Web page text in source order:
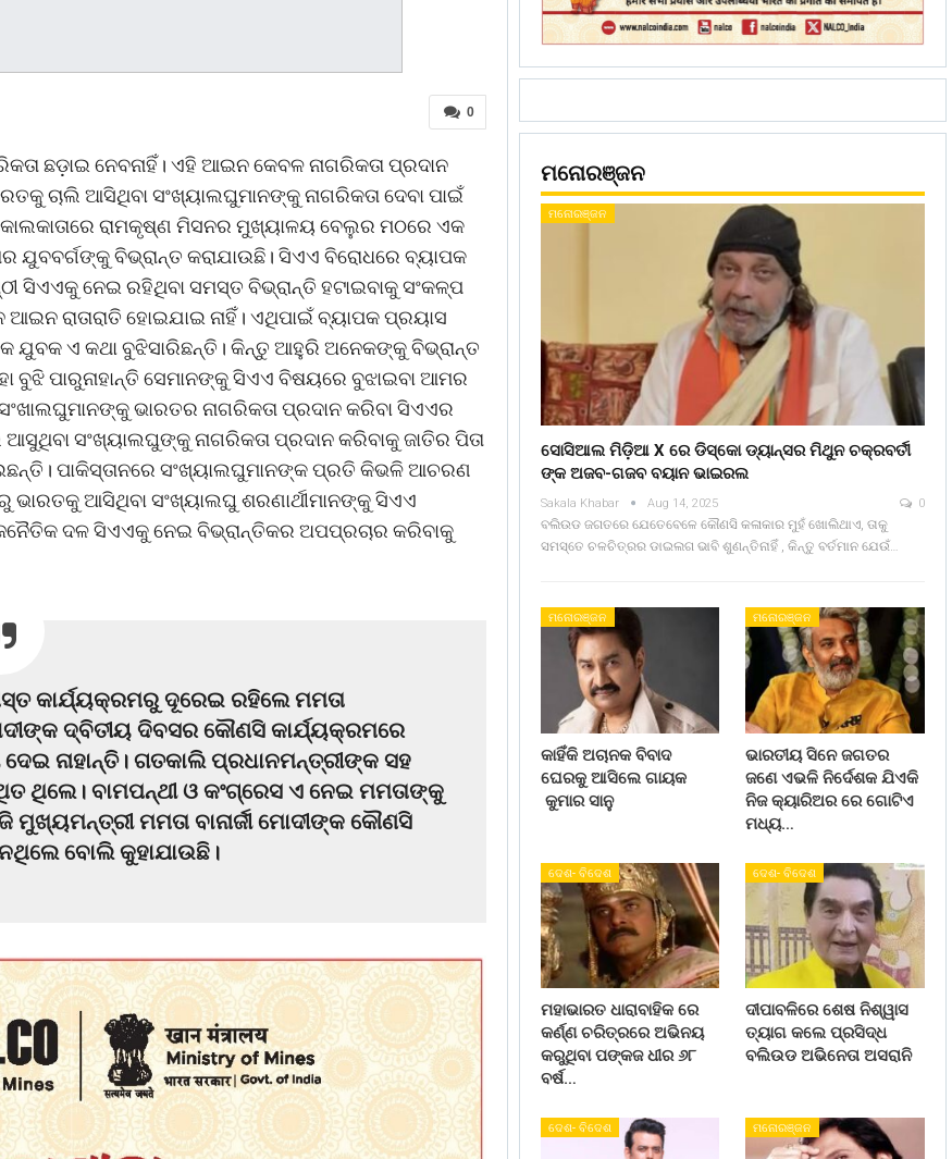
0
ଛଡ଼ାଇ ନେବନାହିଁ। ଏହି ଆଇନ କେବଳ ନାଗରିକତା ପ୍ରଦାନ
ଚାଲି ଆସିଥିବା ସଂଖ୍ୟାଲଘୁମାନଙ୍କୁ ନାଗରିକତା ଦେବା ପାଇଁ
ରାମକୃଷ୍ଣ ମିସନର ମୁଖ୍ୟାଳୟ ବେଲୁର ମଠରେ ଏକ
ବିଭ୍ରାନ୍ତ କରାଯାଉଛି। ସିଏଏ ବିରୋଧରେ ବ୍ୟାପକ
ସିଏଏକୁ ନେଇ ରହିଥିବା ସମସ୍ତ ବିଭ୍ରାନ୍ତି ହଟାଇବାକୁ ସଂକଳ୍ପ
ରାତାରାତି ହୋଇଯାଇ ନାହିଁ। ଏଥିପାଇଁ ବ୍ୟାପକ ପ୍ରୟାସ
ଯୁବକ ଏ କଥା ବୁଝିସାରିଛନ୍ତି। କିନ୍ତୁ ଆହୁରି ଅନେକଙ୍କୁ ବିଭ୍ରାନ୍ତ
ବୁଝି ପାରୁନାହାନ୍ତି ସେମାନଙ୍କୁ ସିଏଏ ବିଷୟରେ ବୁଝାଇବା ଆମର
ଭାରତର ନାଗରିକତା ପ୍ରଦାନ କରିବା ସିଏଏର
ସଂଖ୍ୟାଲଘୁଙ୍କୁ ନାଗରିକତା ପ୍ରଦାନ କରିବାକୁ ଜାତିର ପିତା
ପାକିସ୍ତାନରେ ସଂଖ୍ୟାଲଘୁମାନଙ୍କ ପ୍ରତି କିଭଳି ଆଚରଣ
ଭାରତକୁ ଆସିଥିବା ସଂଖ୍ୟାଲଘୁ ଶରଣାର୍ଥୀମାନଙ୍କୁ ସିଏଏ
ଦଳ ସିଏଏକୁ ନେଇ ବିଭ୍ରାନ୍ତିକର ଅପପ୍ରଚାର କରିବାକୁ
କାର୍ଯ୍ୟକ୍ରମରୁ ଦୂରେଇ ରହିଲେ ମମତା
ଦ୍ବିତୀୟ ଦିବସର କୌଣସି କାର୍ଯ୍ୟକ୍ରମରେ
ନାହାନ୍ତି। ଗତକାଲି ପ୍ରଧାନମନ୍ତ୍ରୀଙ୍କ ସହ
ଥିଲେ। ବାମପନ୍ଥୀ ଓ କଂଗ୍ରେସ ଏ ନେଇ ମମତାଙ୍କୁ
ମମତା ବାନାର୍ଜୀ ମୋଦୀଙ୍କ ‌କୌଣସି
ବୋଲି କୁହାଯାଉଛି।
ମନୋରଞ୍ଜନ
ମନୋରଞ୍ଜନ
ସୋସିଆଲ ମିଡ଼ିଆ X ରେ ଡିସ୍କୋ ଡ୍ୟାନ୍ସର ମିଥୁନ ଚକ୍ରବର୍ତୀ
ଙ୍କ ଅଜବ-ଗଜବ ବୟାନ ଭାଇରଲ
Sakala Khabar Aug 14, 2025 0
ବଲିଉଡ ଜଗତରେ ଯେତେବେଳେ କୌଣସି କଳାକାର ମୁହଁ ଖୋଲିଥାଏ, ତାକୁ
ସମସ୍ତେ ଚଳଚିତ୍ରର ଡାଇଲଗ ଭାବି ଶୁଣନ୍ତିନାହିଁ , କିନ୍ତୁ ବର୍ତମାନ ଯେଉଁ…
ମନୋରଞ୍ଜନ
କାହିଁକି ଅଚାନକ ବିବାଦ
ଘେରକୁ ଆସିଲେ ଗାୟକ
କୁମାର ସାନୁ
ମନୋରଞ୍ଜନ
ଭାରତୀୟ ସିନେ ଜଗତର
ଜଣେ ଏଭଳି ନିର୍ଦେଶକ ଯିଏକି
ନିଜ କ୍ୟାରିଅର ରେ ଗୋଟିଏ
ମଧ୍ୟ…
ଦେଶ- ବିଦେଶ
ମହାଭାରତ ଧାରାବାହିକ ରେ
କର୍ଣ୍ଣ ଚରିତ୍ରରେ ଅଭିନୟ
କରୁଥିବା ପଙ୍କଜ ଧୀର ୬୮
ବର୍ଷ…
ଦେଶ- ବିଦେଶ
ଦୀପାବଳିରେ ଶେଷ ନିଶ୍ୱାସ
ତ୍ୟାଗ କଲେ ପ୍ରସିଦ୍ଧ
ବଲିଉଡ ଅଭିନେତା ଅସରାନି
ଦେଶ- ବିଦେଶ ମନୋରଞ୍ଜନ